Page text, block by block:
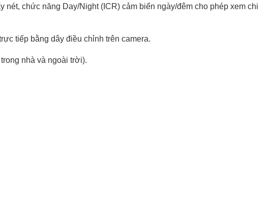
chức năng Day/Night (ICR) cảm biến ngày/đêm cho phép xem chi
tiếp bằng dây điều chỉnh trên camera.
nhà và ngoài trời).